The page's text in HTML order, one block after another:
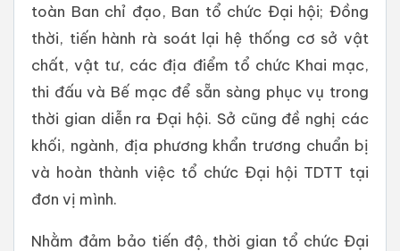
toàn Ban chỉ đạo, Ban tổ chức Đại hội; Đồng
thời, tiến hành rà soát lại hệ thống cơ sở vật
chất, vật tư, các địa điểm tổ chức Khai mạc,
thi đấu và Bế mạc để sẵn sàng phục vụ trong
thời gian diễn ra Đại hội. Sở cũng đề nghị các
khối, ngành, địa phương khẩn trương chuẩn bị
và hoàn thành việc tổ chức Đại hội TDTT tại
đơn vị mình.
Nhằm đảm bảo tiến độ, thời gian tổ chức Đại